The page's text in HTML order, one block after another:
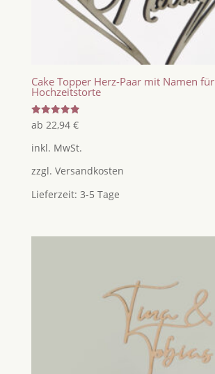
Cake Topper Herz-Paar mit Namen für
Hochzeitstorte
Bewertet
mit
von 5
ab 22,94 €
inkl. MwSt.
zzgl. Versandkosten
Lieferzeit: 3-5 Tage